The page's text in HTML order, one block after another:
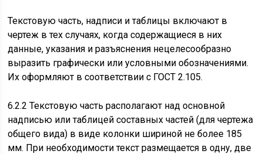
Текстовую часть, надписи и таблицы включают в
чертеж в тех случаях, когда содержащиеся в них
данные, указания и разъяснения нецелесообразно
выразить графически или условными обозначениями.
Их оформляют в соответствии с ГОСТ 2.105.
6.2.2 Текстовую часть располагают над основной
надписью или таблицей составных частей (для чертежа
общего вида) в виде колонки шириной не более 185
мм. При необходимости текст размещается в одну, две